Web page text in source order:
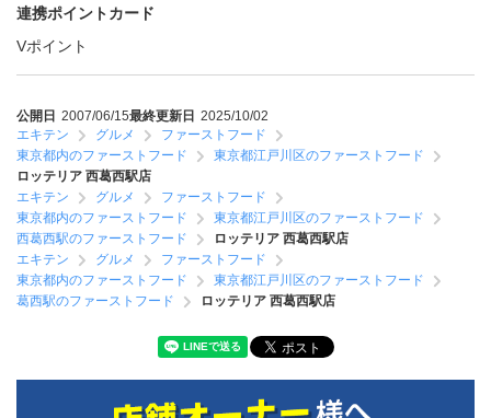
連携ポイントカード
Vポイント
公開日 2007/06/15最終更新日 2025/10/02
エキテン
グルメ
ファーストフード
東京都内のファーストフード
東京都江戸川区のファーストフード
ロッテリア 西葛西駅店
エキテン
グルメ
ファーストフード
東京都内のファーストフード
東京都江戸川区のファーストフード
西葛西駅のファーストフード
ロッテリア 西葛西駅店
エキテン
グルメ
ファーストフード
東京都内のファーストフード
東京都江戸川区のファーストフード
葛西駅のファーストフード
ロッテリア 西葛西駅店